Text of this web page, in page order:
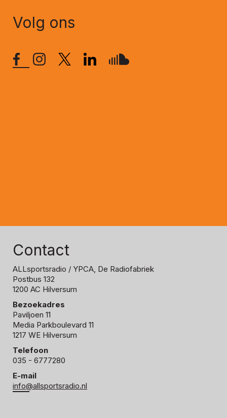
Volg ons
Contact
ALLsportsradio / YPCA, De Radiofabriek
Postbus 132
1200 AC Hilversum
Bezoekadres
Paviljoen 11
Media Parkboulevard 11
1217 WE Hilversum
Telefoon
035 - 6777280
E-mail
info@allsportsradio.nl